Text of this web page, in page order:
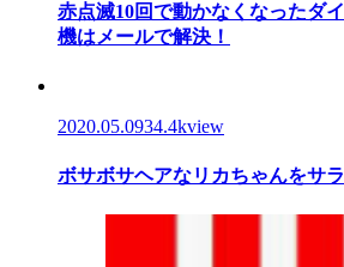
赤点滅10回で動かなくなったダ
機はメールで解決！
2020.05.0934.4kview
ボサボサヘアなリカちゃんをサ